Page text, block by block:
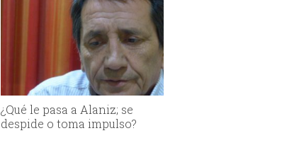
¿Qué le pasa a Alaniz; se
despide o toma impulso?